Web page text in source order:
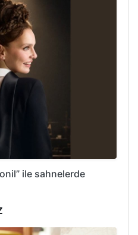
ile sahnelerde